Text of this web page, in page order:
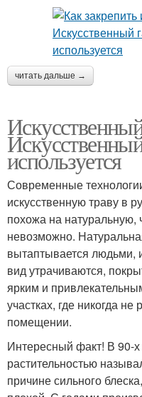
читать дальше →
используется
Современные
искусственную траву в
похожа на натуральную,
невозможно.
вытаптывается людьми,
вид утрачиваются,
ярким и
участках, где никогда
помещении.
Интересный факт! В 90-х
растительностью
причине сильного